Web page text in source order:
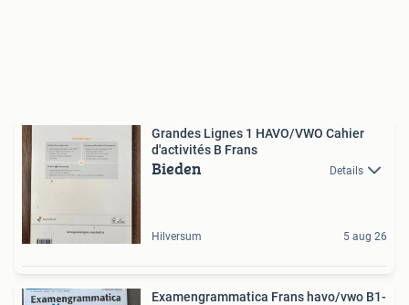
Grandes Lignes 1 HAVO/VWO Cahier
d'activités B Frans
Bieden Details
Hilversum 5 aug 26
Examengrammatica Frans havo/vwo B1-